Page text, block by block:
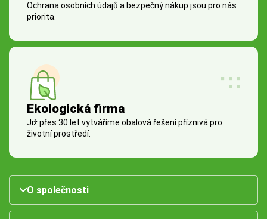
Ochrana osobních údajů a bezpečný nákup jsou pro nás
priorita.
Ekologická firma
Již přes 30 let vytváříme obalová řešení příznivá pro
životní prostředí.
O společnosti